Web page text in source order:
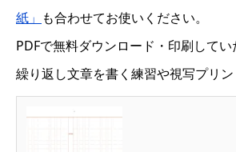
紙」 も合わせてお使いください。
PDFで無料ダウンロード・印刷してい
繰り返し文章を書く練習や視写プリン